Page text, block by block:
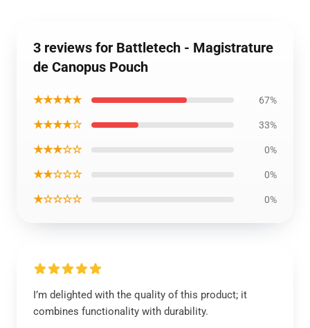
3 reviews for Battletech - Magistrature
de Canopus Pouch
★★★★★ 67%
★★★★☆ 33%
★★★☆☆ 0%
★★☆☆☆ 0%
★☆☆☆☆ 0%
I’m delighted with the quality of this product; it
combines functionality with durability.